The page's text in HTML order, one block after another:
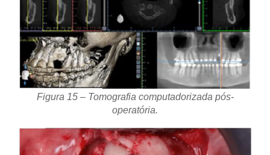
Figura 15 – Tomografia computadorizada pós-
operatória.